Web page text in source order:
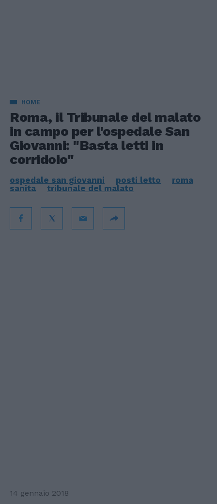
HOME
Roma, il Tribunale del malato
in campo per l'ospedale San
Giovanni: "Basta letti in
corridoio"
ospedale san giovanni posti letto
roma
sanita
tribunale del malato
14 gennaio 2018